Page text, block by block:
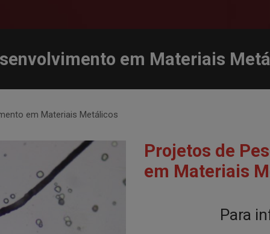
em Materiais
em Materiais Metálicos
Projetos de
em Materiais
Para